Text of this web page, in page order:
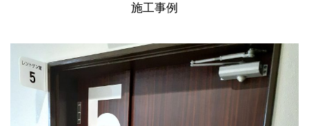
施工事例